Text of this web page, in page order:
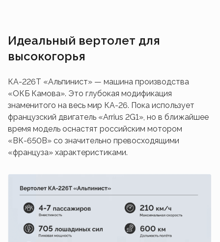
Идеальный вертолет для
высокогорья
КА-226Т «Альпинист» — машина производства
«ОКБ Камова». Это глубокая модификация
знаменитого на весь мир КА-26. Пока использует
французский двигатель «Arrius 2G1», но в ближайшее
время модель оснастят российским мотором
«ВК-650В» со значительно превосходящими
«француза» характеристиками.